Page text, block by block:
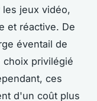
jeux vidéo,
et réactive. De
éventail de
privilégié
ces
d'un coût plus